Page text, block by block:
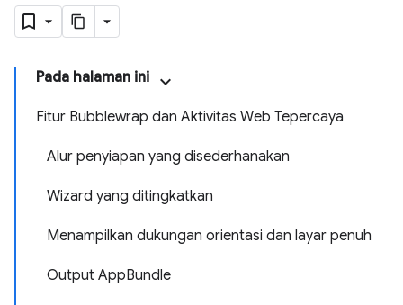
Pada halaman ini
Fitur Bubblewrap dan Aktivitas Web Tepercaya
Alur penyiapan yang disederhanakan
Wizard yang ditingkatkan
Menampilkan dukungan orientasi dan layar penuh
Output AppBundle